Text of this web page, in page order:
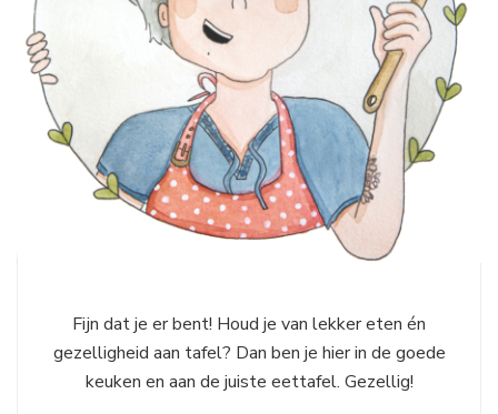
Fijn dat je er bent! Houd je van lekker eten én
gezelligheid aan tafel? Dan ben je hier in de goede
keuken en aan de juiste eettafel. Gezellig!